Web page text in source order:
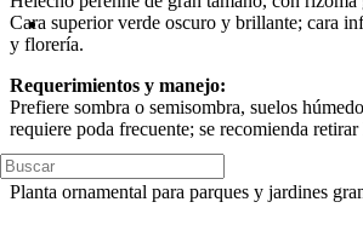
Cara superior verde oscuro y brillante; cara
y florería.
Requerimientos y manejo:
Prefiere sombra o semisombra, suelos
requiere poda frecuente; se recomienda
Usos:
Planta ornamental para parques y jardines